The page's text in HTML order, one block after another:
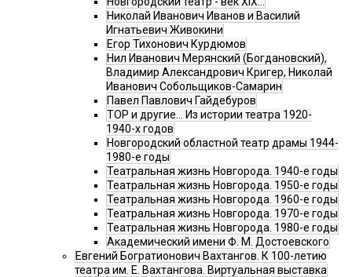
Николай Иванович Иванов и Василий
Игнатьевич Живокини
Егор Тихонович Курдюмов
Нил Иванович Мерянский (Богдановский),
Владимир Александрович Кригер, Николай
Иванович Собольщиков-Самарин
Павел Павлович Гайдебуров
ТОР и другие… Из истории театра 1920-
1940-х годов
Новгородский областной театр драмы 1944-
1980-е годы
Театральная жизнь Новгорода. 1940-е годы
Театральная жизнь Новгорода. 1950-е годы
Театральная жизнь Новгорода. 1960-е годы
Театральная жизнь Новгорода. 1970-е годы
Театральная жизнь Новгорода. 1980-е годы
Академический имени Ф. М. Достоевского
Евгений Богратионович Вахтангов. К 100-летию
театра им. Е. Вахтангова. Виртуальная выставка